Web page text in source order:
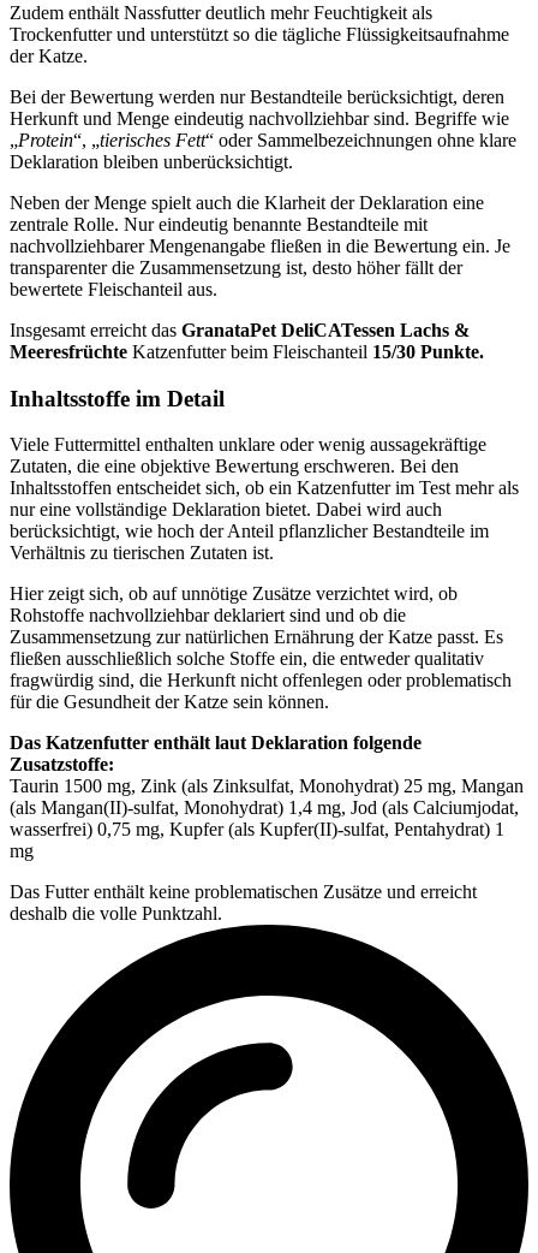
Zudem enthält Nassfutter deutlich mehr Feuchtigkeit als
Trockenfutter und unterstützt so die tägliche Flüssigkeitsaufnahme
der Katze.
Bei der Bewertung werden nur Bestandteile berücksichtigt, deren
Herkunft und Menge eindeutig nachvollziehbar sind. Begriffe wie
„Protein“, „tierisches Fett“ oder Sammelbezeichnungen ohne klare
Deklaration bleiben unberücksichtigt.
Neben der Menge spielt auch die Klarheit der Deklaration eine
zentrale Rolle. Nur eindeutig benannte Bestandteile mit
nachvollziehbarer Mengenangabe fließen in die Bewertung ein. Je
transparenter die Zusammensetzung ist, desto höher fällt der
bewertete Fleischanteil aus.
Insgesamt erreicht das GranataPet DeliCATessen Lachs &
Meeresfrüchte Katzenfutterbeim Fleischanteil 15/30 Punkte.
Inhaltsstoffe im Detail
Viele Futtermittel enthalten unklare oder wenig aussagekräftige
Zutaten, die eine objektive Bewertung erschweren. Bei den
Inhaltsstoffen entscheidet sich, ob ein Katzenfutter im Test mehr als
nur eine vollständige Deklaration bietet. Dabei wird auch
berücksichtigt, wie hoch der Anteil pflanzlicher Bestandteile im
Verhältnis zu tierischen Zutaten ist.
Hier zeigt sich, ob auf unnötige Zusätze verzichtet wird, ob
Rohstoffe nachvollziehbar deklariert sind und ob die
Zusammensetzung zur natürlichen Ernährung der Katze passt. Es
fließen ausschließlich solche Stoffe ein, die entweder qualitativ
fragwürdig sind, die Herkunft nicht offenlegen oder problematisch
für die Gesundheit der Katze sein können.
Das Katzenfutter enthält laut Deklaration folgende
Zusatzstoffe:
Taurin 1500 mg, Zink (als Zinksulfat, Monohydrat) 25 mg, Mangan
(als Mangan(II)-sulfat, Monohydrat) 1,4 mg, Jod (als Calcium­jodat,
wasserfrei) 0,75 mg, Kupfer (als Kupfer(II)-sulfat, Pentahydrat) 1
mg
Das Futter enthält keine problematischen Zusätze und erreicht
deshalb die volle Punktzahl.